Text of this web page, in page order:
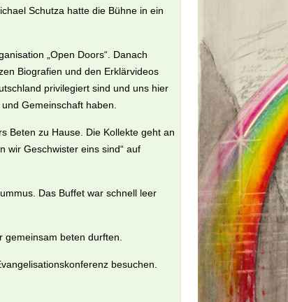
Schutza hatte die Bühne in ein
„Open Doors“. Danach
Biografien und den Erklärvideos
privilegiert sind und uns hier
Gemeinschaft haben.
Beten zu Hause. Die Kollekte geht an
wir Geschwister eins sind“ auf
Das Buffet war schnell leer
beten durften.
besuchen.